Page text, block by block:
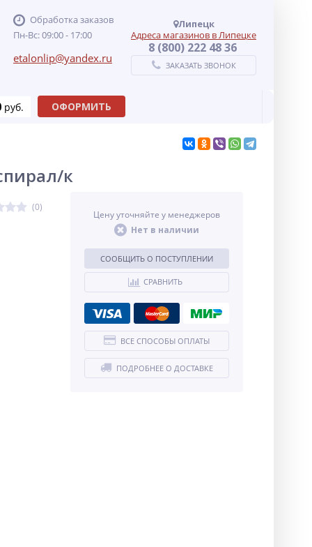
Обработка заказов
Пн-Вс: 09:00 - 17:00
etalonlip@yandex.ru
Липецк
Адреса магазинов в Липецке
8 (800) 222 48 36
ЗАКАЗАТЬ ЗВОНОК
руб. ОФОРМИТЬ
к
(0)
Цену уточняйте у менеджеров
Нет в наличии
СООБЩИТЬ О ПОСТУПЛЕНИИ
СРАВНИТЬ
ВСЕ СПОСОБЫ ОПЛАТЫ
ПОДРОБНЕЕ О ДОСТАВКЕ